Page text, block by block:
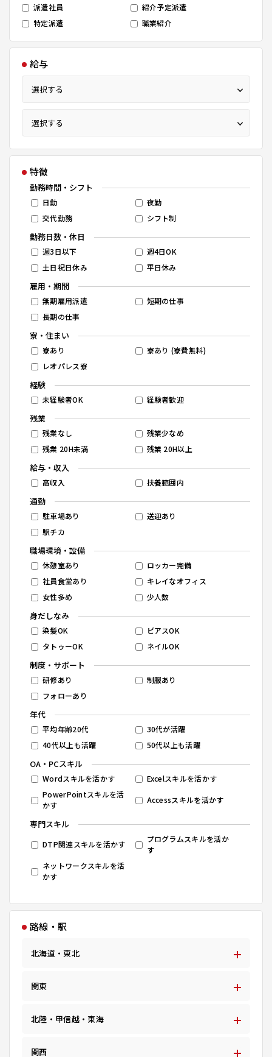
派遣社員
紹介予定派遣
特定派遣
職業紹介
給与
特徴
勤務時間・シフト
日勤
夜勤
交代勤務
シフト制
勤務日数・休日
週3日以下
週4日OK
土日祝日休み
平日休み
雇用・期間
無期雇用派遣
短期の仕事
長期の仕事
寮・住まい
寮あり
寮あり (寮費無料)
レオパレス寮
経験
未経験者OK 経験者歓迎
残業
残業なし
残業少なめ
残業 20H未満
残業 20H以上
給与・収入
高収入 扶養範囲内
通勤
駐車場あり
送迎あり
駅チカ
職場環境・設備
休憩室あり
ロッカー完備
社員食堂あり
キレイなオフィス
女性多め
少人数
身だしなみ
染髪OK
ピアスOK
タトゥーOK
ネイルOK
制度・サポート
研修あり
制服あり
フォローあり
年代
平均年齢20代
30代が活躍
40代以上も活躍
50代以上も活躍
OA・PCスキル
Wordスキルを活かす
Excelスキルを活かす
PowerPointスキルを活
かす
Accessスキルを活かす
専門スキル
DTP関連スキルを活かす
プログラムスキルを活か
す
ネットワークスキルを活
かす
路線・駅
北海道・東北
関東
北陸・甲信越・東海
関西